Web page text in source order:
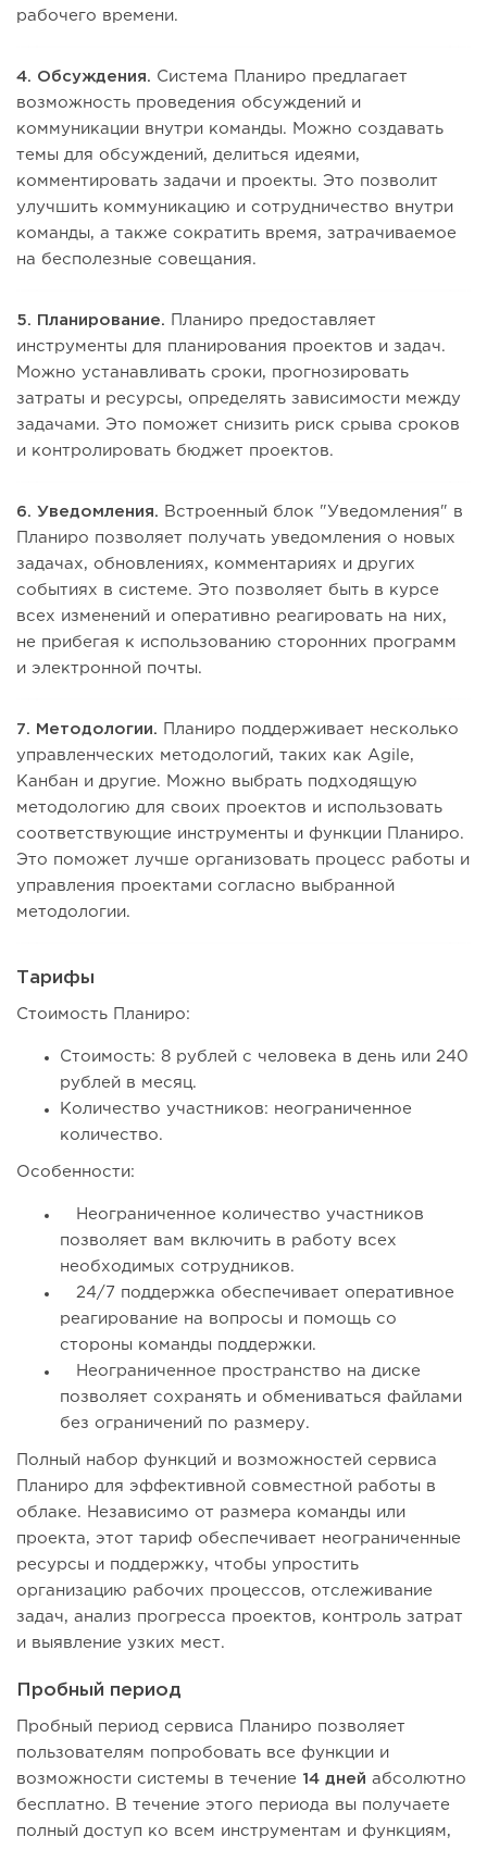
рабочего времени.
4. Обсуждения. Система Планиро предлагает
возможность проведения обсуждений и
коммуникации внутри команды. Можно создавать
темы для обсуждений, делиться идеями,
комментировать задачи и проекты. Это позволит
улучшить коммуникацию и сотрудничество внутри
команды, а также сократить время, затрачиваемое
на бесполезные совещания.
5. Планирование. Планиро предоставляет
инструменты для планирования проектов и задач.
Можно устанавливать сроки, прогнозировать
затраты и ресурсы, определять зависимости между
задачами. Это поможет снизить риск срыва сроков
и контролировать бюджет проектов.
6. Уведомления. Встроенный блок "Уведомления" в
Планиро позволяет получать уведомления о новых
задачах, обновлениях, комментариях и других
событиях в системе. Это позволяет быть в курсе
всех изменений и оперативно реагировать на них,
не прибегая к использованию сторонних программ
и электронной почты.
7. Методологии.
Планиро поддерживает несколько
управленческих методологий, таких как Agile,
Канбан и другие. Можно выбрать подходящую
методологию для своих проектов и использовать
соответствующие инструменты и функции Планиро.
Это поможет лучше организовать процесс работы и
управления проектами согласно выбранной
методологии.
Тарифы
Стоимость Планиро:
Стоимость: 8 рублей с человека в день или 240
рублей в месяц.
Количество участников: неограниченное
количество.
Особенности:
Неограниченное количество участников
позволяет вам включить в работу всех
необходимых сотрудников.
24/7 поддержка обеспечивает оперативное
реагирование на вопросы и помощь со
стороны команды поддержки.
Неограниченное пространство на диске
позволяет сохранять и обмениваться файлами
без ограничений по размеру.
Полный набор функций и возможностей сервиса
Планиро для эффективной совместной работы в
облаке. Независимо от размера команды или
проекта, этот тариф обеспечивает неограниченные
ресурсы и поддержку, чтобы упростить
организацию рабочих процессов, отслеживание
задач, анализ прогресса проектов, контроль затрат
и выявление узких мест.
Пробный период
Пробный период сервиса Планиро позволяет
пользователям попробовать все функции и
возможности системы в течение 14 дней абсолютно
бесплатно. В течение этого периода вы получаете
полный доступ ко всем инструментам и функциям,